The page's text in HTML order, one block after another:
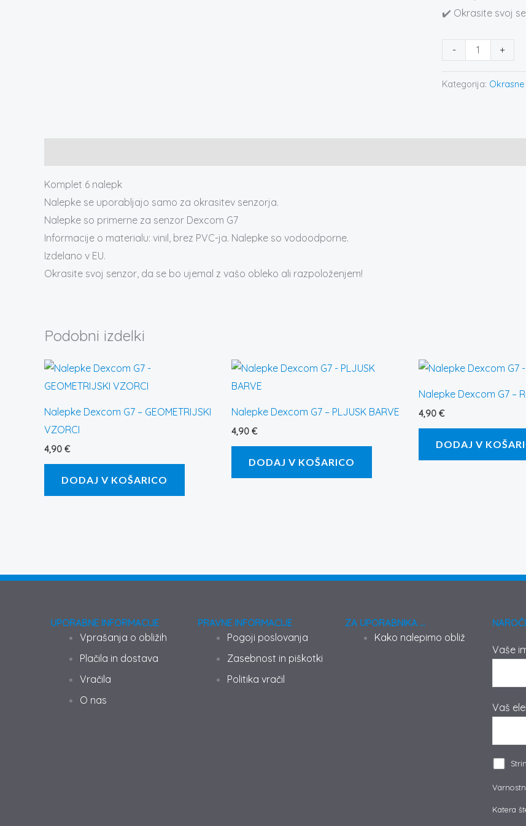
✔️ Okrasite svoj
- +
Kategorija:
Komplet 6 nalepk
Nalepke se uporabljajo samo za okrasitev senzorja.
Nalepke so primerne za senzor Dexcom G7
Informacije o materialu: vinil, brez PVC-ja. Nalepke so vodoodporne.
Izdelano v EU.
Okrasite svoj senzor, da se bo ujemal z vašo obleko ali razpoloženjem!
Podobni izdelki
Nalepke Dexcom G7 – GEOMETRIJSKI
VZORCI
4,90 €
DODAJ V KOŠARICO
Nalepke Dexcom G7 – PLJUSK BARVE
4,90 €
DODAJ V KOŠARICO
Nalepke Dexcom G7 –
4,90 €
DODAJ V
UPORABNE INFORMACIJE
Vprašanja o obližih
Plačila in dostava
Vračila
O nas
PRAVNE INFORMACIJE
Pogoji poslovanja
Zasebnost in piškotki
Politika vračil
ZA UPORABNIKA ...
Kako nalepimo obliž
Vaše
Vaš
Katera